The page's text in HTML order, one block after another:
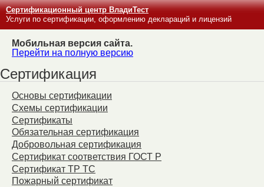
Сертификационный центр ВладиТест
Услуги по сертификации, оформлению деклараций и лицензий
Мобильная версия сайта.
Перейти на полную версию
Сертификация
Основы сертификации
Схемы сертификации
Сертификаты
Обязательная сертификация
Добровольная сертификация
Сертификат соответствия ГОСТ Р
Сертификат ТР ТС
Пожарный сертификат